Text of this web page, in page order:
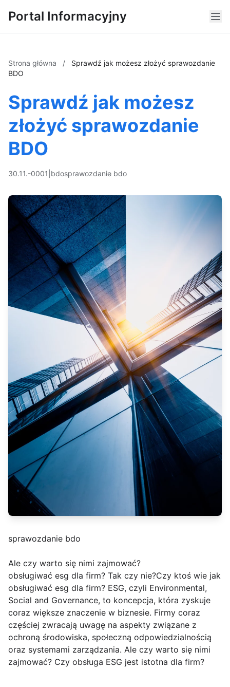
Portal Informacyjny
Strona główna /
Sprawdź jak możesz złożyć sprawozdanie
BDO
Sprawdź jak możesz
złożyć sprawozdanie
BDO
30.11.-0001 bdosprawozdanie bdo
sprawozdanie bdo
Ale czy warto się nimi zajmować?
obsługiwać esg dla firm? Tak czy nie?Czy ktoś wie jak
obsługiwać esg dla firm? ESG, czyli Environmental,
Social and Governance, to koncepcja, która zyskuje
coraz większe znaczenie w biznesie. Firmy coraz
częściej zwracają uwagę na aspekty związane z
ochroną środowiska, społeczną odpowiedzialnością
oraz systemami zarządzania. Ale czy warto się nimi
zajmować? Czy obsługa ESG jest istotna dla firm?